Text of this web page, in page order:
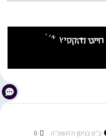
כ״ט בניסן ה׳תשפ״ה